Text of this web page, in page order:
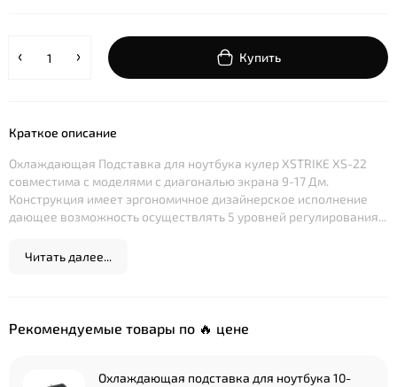
Купить
Краткое описание
Охлаждающая Подставка для ноутбука кулер XSTRIKE XS-22
совместима с моделями с диагональю экрана 9-17 Дм.
Конструкция имеет эргономичное дизайнерское исполнение
дающее возможность осуществлять 5 уровней регулирования...
Читать далее...
Рекомендуемые товары по 🔥 цене
Охлаждающая подставка для ноутбука 10-